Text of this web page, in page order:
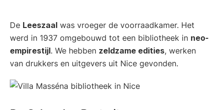
De Leeszaal was vroeger de voorraadkamer. Het
werd in 1937 omgebouwd tot een bibliotheek in neo-
empirestijl. We hebben zeldzame edities, werken
van drukkers en uitgevers uit Nice gevonden.